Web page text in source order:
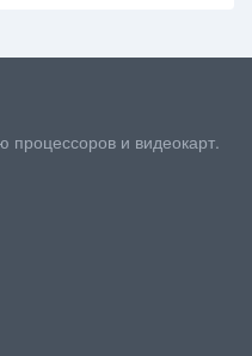
и видеокарт.